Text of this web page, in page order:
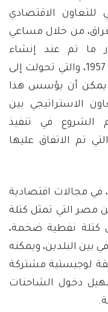
الاقتصادي
من خلال مساعي
ما تم عند إنشاء
المجموعة الاقتصادية الأوربية عام 1957، والتي تحولت إلى
في عام 1992، حيث يمكن أن يؤسس هذا
الاستراتيجي بين
الشروع في تنفيذ
تم الاتفاق عليها
في مجالات اقتصادية
مصر التي تمثل كتلة
كتلة نفطية ضخمة،
بين البلدين، ويمكنه
لوجيستية مشتركة
دخول الشاحنات